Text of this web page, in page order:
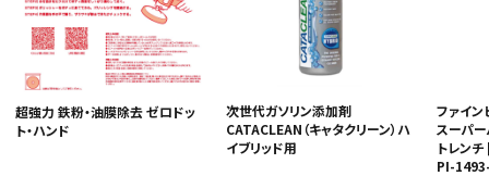
超強力 鉄粉・油膜除去 ゼロドッ
ト・ハンド
次世代ガソリン添加剤
CATACLEAN（キャタクリーン）ハ
イブリッド用
ファイン
スーパ
トレン
PI-